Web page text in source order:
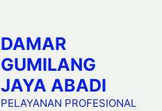
DAMAR
GUMILANG
JAYA ABADI
PELAYANAN PROFESIONAL